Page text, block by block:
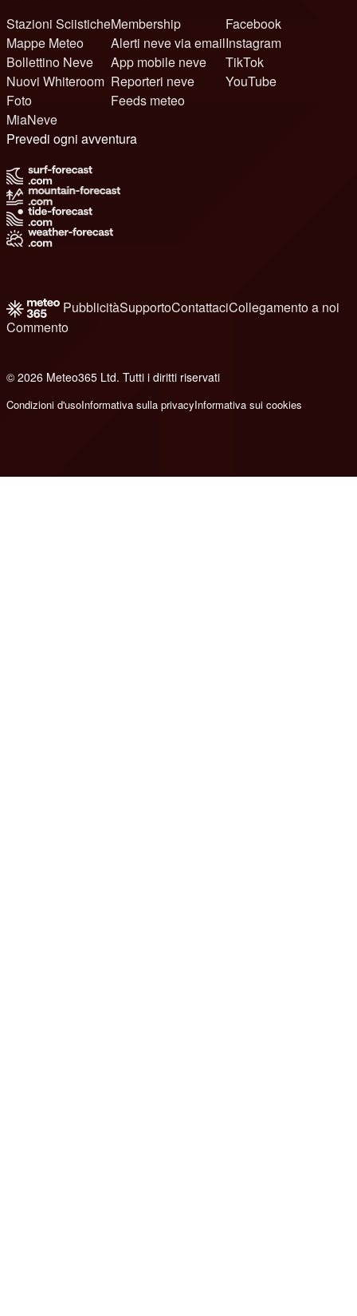
Stazioni Sciistiche
Mappe Meteo
Bollettino Neve
Nuovi Whiteroom
Foto
MiaNeve
Membership
Alerti neve via email
App mobile neve
Reporteri neve
Feeds meteo
Facebook
Instagram
TikTok
YouTube
Prevedi ogni avventura
PubblicitàSupportoContattaciCollegamento a noi
Commento
© 2026 Meteo365 Ltd. Tutti i diritti riservati
Condizioni d'usoInformativa sulla privacyInformativa sui cookies